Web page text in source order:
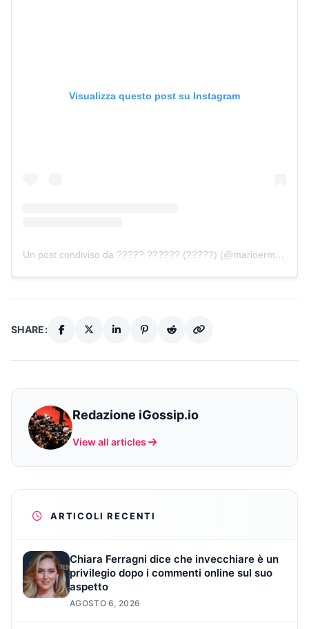
Visualizza questo post su Instagram
Un post condiviso da ????? ?????? (?????) (@marioermito)
SHARE:
Redazione iGossip.io
View all articles
ARTICOLI RECENTI
Chiara Ferragni dice che invecchiare è un
privilegio dopo i commenti online sul suo
aspetto
AGOSTO 6, 2026